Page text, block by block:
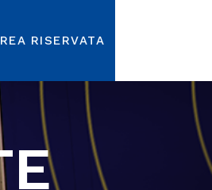
RISERVATA